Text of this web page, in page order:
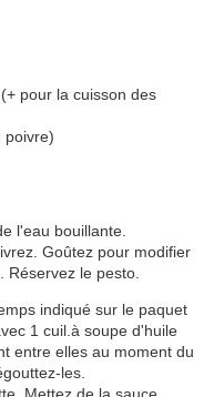
pour la cuisson des
poivre)
l'eau bouillante.
Goûtez pour modifier
Réservez le pesto.
indiqué sur le paquet
1 cuil.à soupe d'huile
entre elles au moment du
les.